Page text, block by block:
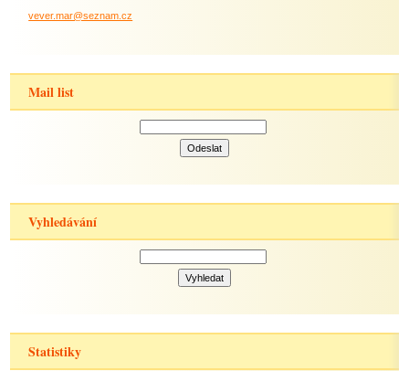
vever.mar@seznam.cz
Mail list
Vyhledávání
Statistiky